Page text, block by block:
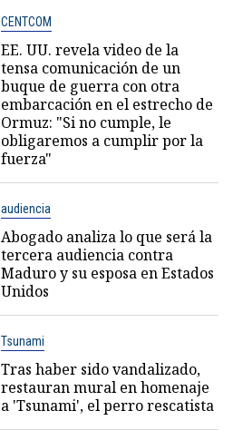
CENTCOM
EE. UU. revela video de la
tensa comunicación de un
buque de guerra con otra
embarcación en el estrecho de
Ormuz: "Si no cumple, le
obligaremos a cumplir por la
fuerza"
audiencia
Abogado analiza lo que será la
tercera audiencia contra
Maduro y su esposa en Estados
Unidos
Tsunami
Tras haber sido vandalizado,
restauran mural en homenaje
a 'Tsunami', el perro rescatista